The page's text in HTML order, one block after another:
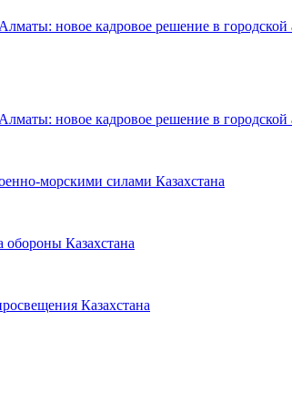
новое кадровое решение в
новое кадровое решение в
морскими силами Казахстана
обороны Казахстана
Казахстана